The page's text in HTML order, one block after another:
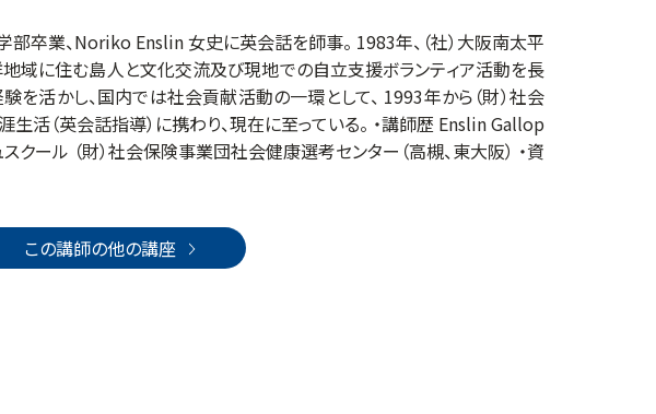
卒業、Noriko Enslin 女史に英会話を師事。 1983年、（社）大阪南太平
域に住む島人と文化交流及び現地での自立支援ボランティア活動を長
を活かし、国内では社会貢献活動の一環として、 1993年から（財）社会
活（英会話指導）に携わり、現在に至っている。 ・講師歴 Enslin Gallop
ール （財）社会保険事業団社会健康選考センター（高槻、東大阪） ・資
この講師の他の講座